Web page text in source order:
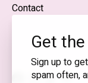
Contact
Get
Sign up to
spam often,